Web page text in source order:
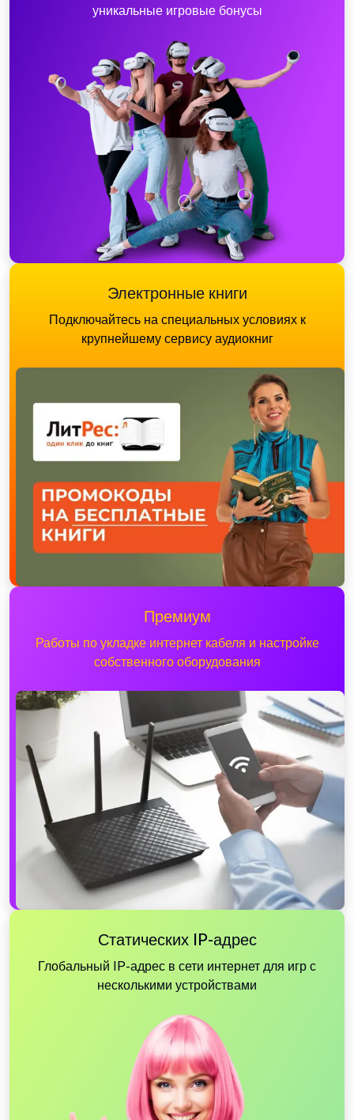
уникальные игровые бонусы
Электронные книги
Подключайтесь на специальных условиях к
крупнейшему сервису аудиокниг
Премиум
Работы по укладке интернет кабеля и настройке
собственного оборудования
Статических IP-адрес
Глобальный IP-адрес в сети интернет для игр с
несколькими устройствами